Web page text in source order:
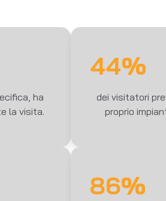
ha
la visita.
44%
dei visitatori
proprio
86%